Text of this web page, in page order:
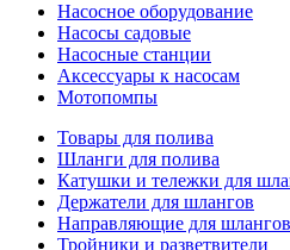
Насосное оборудование
Насосы садовые
Насосные станции
Аксессуары к насосам
Мотопомпы
Товары для полива
Шланги для полива
Катушки и тележки для
Держатели для шлангов
Направляющие для шлангов
Тройники и разветвители